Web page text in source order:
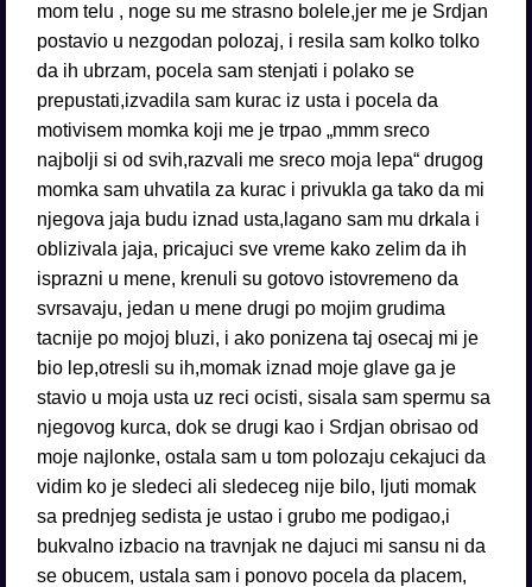
mom telu , noge su me strasno bolele,jer me je Srdjan
postavio u nezgodan polozaj, i resila sam kolko tolko
da ih ubrzam, pocela sam stenjati i polako se
prepustati,izvadila sam kurac iz usta i pocela da
motivisem momka koji me je trpao „mmm sreco
najbolji si od svih,razvali me sreco moja lepa“ drugog
momka sam uhvatila za kurac i privukla ga tako da mi
njegova jaja budu iznad usta,lagano sam mu drkala i
oblizivala jaja, pricajuci sve vreme kako zelim da ih
isprazni u mene, krenuli su gotovo istovremeno da
svrsavaju, jedan u mene drugi po mojim grudima
tacnije po mojoj bluzi, i ako ponizena taj osecaj mi je
bio lep,otresli su ih,momak iznad moje glave ga je
stavio u moja usta uz reci ocisti, sisala sam spermu sa
njegovog kurca, dok se drugi kao i Srdjan obrisao od
moje najlonke, ostala sam u tom polozaju cekajuci da
vidim ko je sledeci ali sledeceg nije bilo, ljuti momak
sa prednjeg sedista je ustao i grubo me podigao,i
bukvalno izbacio na travnjak ne dajuci mi sansu ni da
se obucem, ustala sam i ponovo pocela da placem,